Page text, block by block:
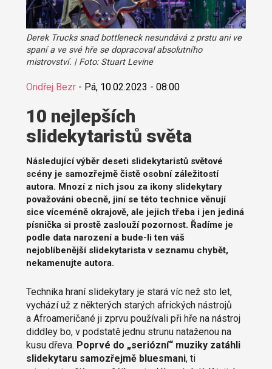
Derek Trucks snad bottleneck nesundává z prstu ani ve
spaní a ve své hře se dopracoval absolutního
mistrovství. | Foto: Stuart Levine
Ondřej Bezr- Pá, 10.02.2023 - 08:00
10 nejlepších
slidekytaristů světa
Následující výběr deseti slidekytaristů světové
scény je samozřejmě čistě osobní záležitostí
autora. Mnozí z nich jsou za ikony slidekytary
považováni obecně, jiní se této technice věnují
sice víceméně okrajově, ale jejich třeba i jen jediná
písnička si prostě zaslouží pozornost. Řadíme je
podle data narození a bude-li ten váš
nejoblíbenější slidekytarista v seznamu chybět,
nekamenujte autora.
Technika hraní slidekytary je stará víc než sto let,
vychází už z některých starých afrických nástrojů
a Afroameričané ji zprvu používali při hře na nástroj
diddley bo, v podstatě jednu strunu nataženou na
kusu dřeva. Poprvé do „seriózní“ muziky zatáhli
slidekytaru samozřejmě bluesmani, ti